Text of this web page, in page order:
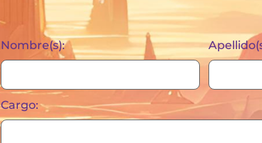
Nombre(s):
Cargo: